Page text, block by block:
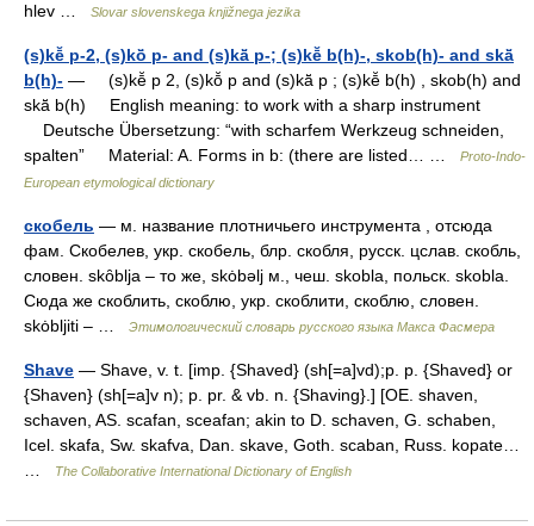
hlev …
Slovar slovenskega knjižnega jezika
(s)kē̆ p-2, (s)kō̆ p- and (s)kā̆ p-; (s)kē̆ b(h)-, skob(h)- and skā̆
b(h)- — (s)kē̆ p 2, (s)kō̆ p and (s)kā̆ p ; (s)kē̆ b(h) , skob(h) and
skā̆ b(h) English meaning: to work with a sharp instrument
Deutsche Übersetzung: “with scharfem Werkzeug schneiden,
spalten” Material: A. Forms in b: (there are listed… …
Proto-Indo-
European etymological dictionary
скобель — м. название плотничьего инструмента , отсюда
фам. Скобелев, укр. скобель, блр. скобля, русск. цслав. скобль,
словен. skȏblja – то же, skȯbǝlj м., чеш. skobla, польск. skobla.
Сюда же скоблить, скоблю, укр. скоблити, скоблю, словен.
skȯbljiti – …
Этимологический словарь русского языка Макса Фасмера
Shave — Shave, v. t. [imp. {Shaved} (sh[=a]vd);p. p. {Shaved} or
{Shaven} (sh[=a]v n); p. pr. & vb. n. {Shaving}.] [OE. shaven,
schaven, AS. scafan, sceafan; akin to D. schaven, G. schaben,
Icel. skafa, Sw. skafva, Dan. skave, Goth. scaban, Russ. kopate…
The Collaborative International Dictionary of English